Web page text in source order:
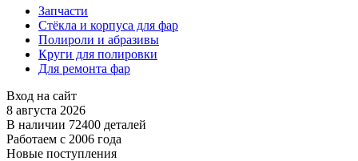
Запчасти
Стёкла и корпуса для фар
Полироли и абразивы
Круги для полировки
Для ремонта фар
Вход на сайт
8 августа 2026
В наличии 72400 деталей
Работаем с 2006 года
Новые поступления